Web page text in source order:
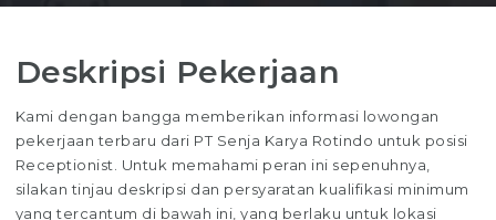
Deskripsi Pekerjaan
Kami dengan bangga memberikan informasi lowongan
pekerjaan terbaru dari PT Senja Karya Rotindo untuk posisi
Receptionist. Untuk memahami peran ini sepenuhnya,
silakan tinjau deskripsi dan persyaratan kualifikasi minimum
yang tercantum di bawah ini, yang berlaku untuk lokasi